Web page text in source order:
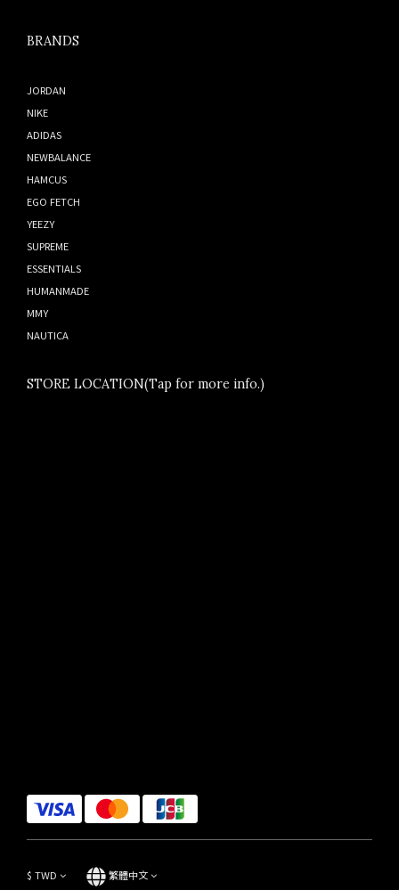
BRANDS
JORDAN
NIKE
ADIDAS
NEWBALANCE
HAMCUS
EGO FETCH
YEEZY
SUPREME
ESSENTIALS
HUMANMADE
MMY
NAUTICA
STORE LOCATION(Tap for more info.)
$ TWD 繁體中文